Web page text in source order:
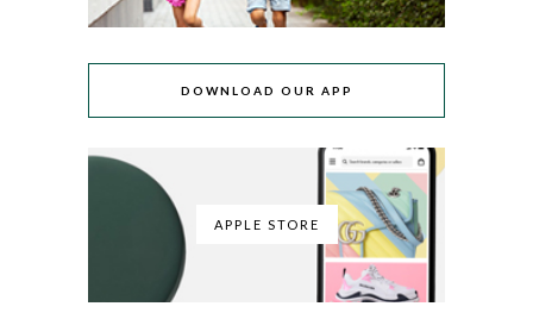
DOWNLOAD OUR APP
APPLE STORE